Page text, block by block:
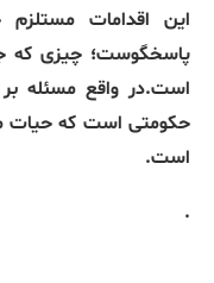
این اقدامات
پاسخگوست؛ چیزی که
است.در واقع مسئله
حکومتی است که حیات
است.
.